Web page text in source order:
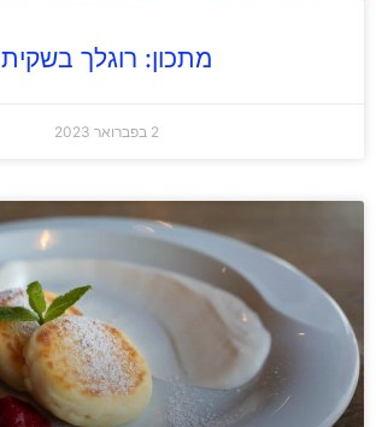
מתכון: רוגלך בשקית
2 בפברואר 2023